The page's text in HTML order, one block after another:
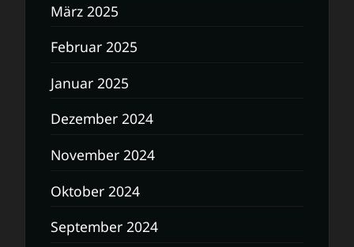
März 2025
Februar 2025
Januar 2025
Dezember 2024
November 2024
Oktober 2024
September 2024